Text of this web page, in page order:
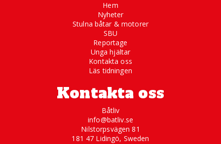
Hem
Nyheter
Stulna båtar & motorer
SBU
Reportage
Unga hjältar
Kontakta oss
Läs tidningen
Kontakta oss
Båtliv
info@batliv.se
Nilstorpsvägen 81
181 47 Lidingö, Sweden